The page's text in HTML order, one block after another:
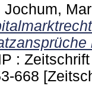
Jochum,
:
668